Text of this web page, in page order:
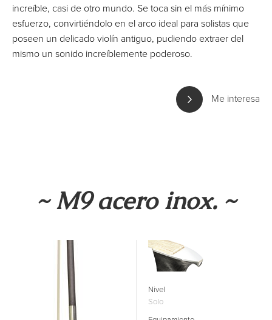
increíble, casi de otro mundo. Se toca sin el más mínimo
esfuerzo, convirtiéndolo en el arco ideal para solistas que
poseen un delicado violín antiguo, pudiendo extraer del
mismo un sonido increíblemente poderoso.
Me interesa
~ M9 acero inox. ~
Nivel
Solo